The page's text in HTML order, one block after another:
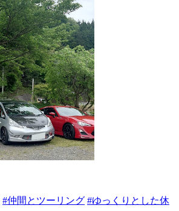
#仲間とツーリング #ゆっくりとした休